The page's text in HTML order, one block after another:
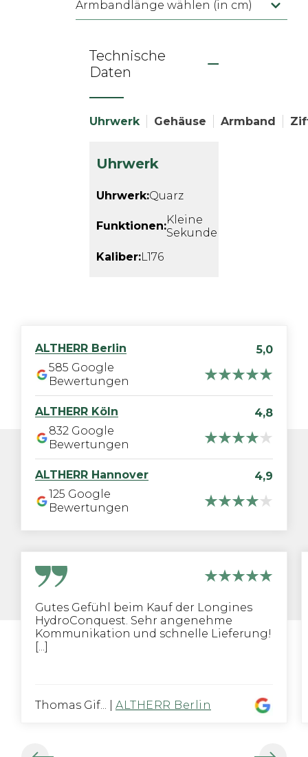
Armbandlänge wählen (in cm)
Technische
Daten
Uhrwerk Gehäuse Armband
Uhrwerk
Uhrwerk:Quarz
Funktionen:Kleine
Sekunde
Kaliber:L176
ALTHERR Berlin
5,0
585 Google
Bewertungen
ALTHERR Köln
4,8
832 Google
Bewertungen
ALTHERR Hannover
4,9
125 Google
Bewertungen
Gutes Gefühl beim Kauf der Longines
HydroConquest. Sehr angenehme
Kommunikation und schnelle Lieferung!
[...]
Thomas Gif... ALTHERR Berlin